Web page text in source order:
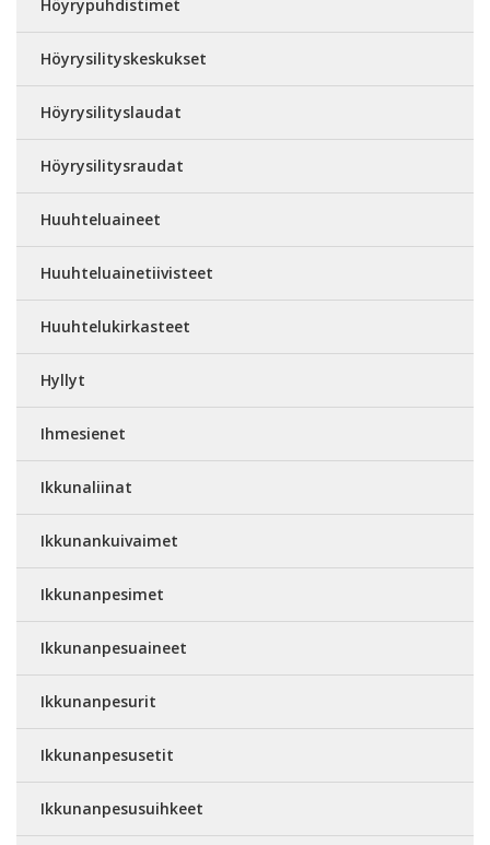
Höyrypuhdistimet
Höyrysilityskeskukset
Höyrysilityslaudat
Höyrysilitysraudat
Huuhteluaineet
Huuhteluainetiivisteet
Huuhtelukirkasteet
Hyllyt
Ihmesienet
Ikkunaliinat
Ikkunankuivaimet
Ikkunanpesimet
Ikkunanpesuaineet
Ikkunanpesurit
Ikkunanpesusetit
Ikkunanpesusuihkeet